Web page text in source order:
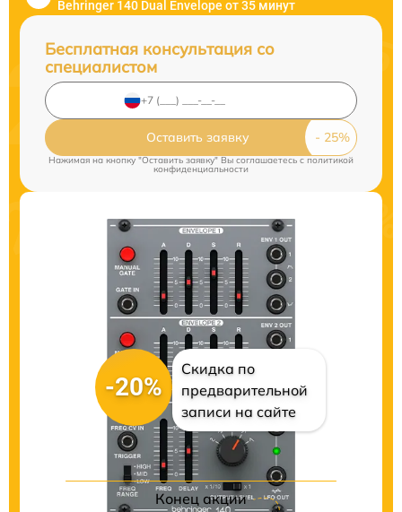
Behringer 140 Dual Envelope от 35 минут
Бесплатная консультация со
специалистом
Оставить заявку
Нажимая на кнопку "Оставить заявку" Вы соглашаетесь cполитикой
конфиденциальности
-20%
Скидка по
предварительной
записи на сайте
Конец акции